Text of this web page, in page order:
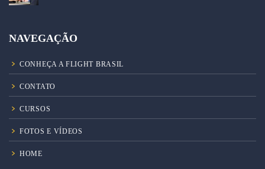
NAVEGAÇÃO
CONHEÇA A FLIGHT BRASIL
CONTATO
CURSOS
FOTOS E VÍDEOS
HOME